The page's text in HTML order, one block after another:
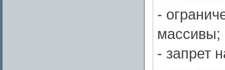
-
массивы;
- запрет